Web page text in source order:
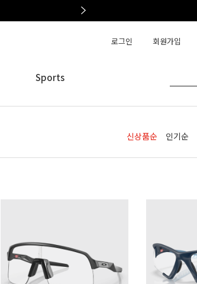
로그인 회원가입
Sports
신상품순 인기순